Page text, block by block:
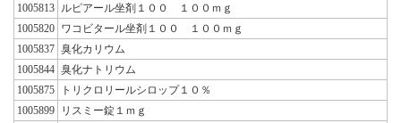
1005813
ルピアール坐剤１００ １００ｍｇ
1005820 ワコビタール坐剤１００ １００ｍｇ
1005837 臭化カリウム
1005844 臭化ナトリウム
1005875
トリクロリールシロップ１０％
1005899
リスミー錠１ｍｇ